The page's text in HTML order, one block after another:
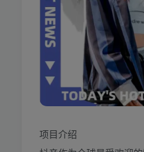
项目介绍